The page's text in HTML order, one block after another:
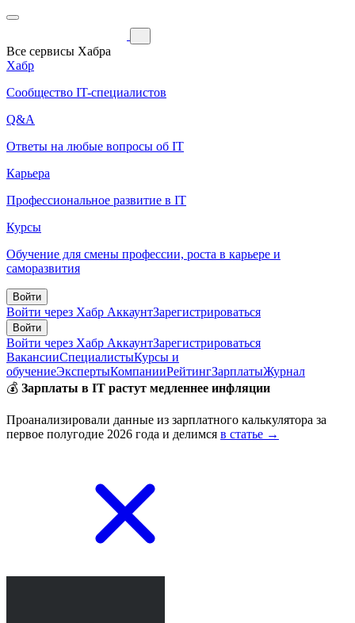
Все сервисы Хабра
Хабр
Сообщество IT-специалистов
Q&A
Ответы на любые вопросы об IT
Карьера
Профессиональное развитие в IT
Курсы
Обучение для смены профессии, роста в карьере и
саморазвития
Войти
Войти через Хабр АккаунтЗарегистрироваться
Войти
Войти через Хабр АккаунтЗарегистрироваться
ВакансииСпециалистыКурсы и
обучениеЭкспертыКомпанииРейтингЗарплатыЖурнал
💰 Зарплаты в IT растут медленнее инфляции
Проанализировали данные из зарплатного калькулятора за
первое полугодие 2026 года и делимся в статье →